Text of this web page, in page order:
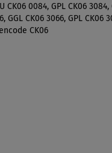
CK06 0084, GPL CK06 3084,
GGL CK06 3066, GPL CK06
CK06